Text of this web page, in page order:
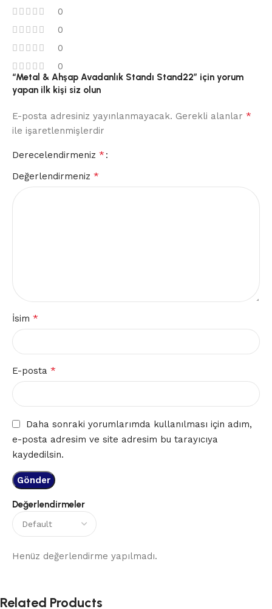
0
0
0
0
Değerlendirmeler
Henüz değerlendirme yapılmadı.
“Metal & Ahşap Avadanlık Standı Stand22” için yorum
yapan ilk kişi siz olun
E-posta adresiniz yayınlanmayacak. Gerekli alanlar *
ile işaretlenmişlerdir
Derecelendirmeniz *
Değerlendirmeniz *
İsim *
E-posta *
Daha sonraki yorumlarımda kullanılması için adım,
e-posta adresim ve site adresim bu tarayıcıya
kaydedilsin.
Related Products